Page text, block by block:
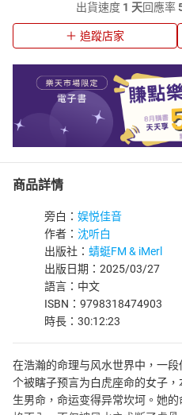
出貨速度 1 天回應率
追蹤店家
商品詳情
旁白： 娱悦佳音
作者： 沈听白
出版社： 蜻蜓FM & iMerl
出版日期：2025/03/27
語言：中文
ISBN：9798318474903
時長：30:12:23
在浩瀚的命理与风水世界中，一
个被瞎子预言为白虎座命的女子
生男命，命运变得异常坎坷。她